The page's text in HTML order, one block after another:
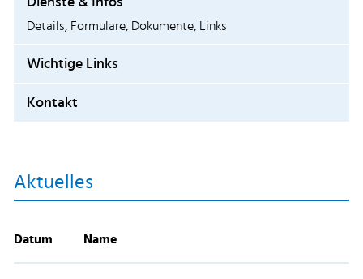
Details, Formulare, Dokumente, Links
Wichtige Links
Kontakt
Aktuelles
Datum Name